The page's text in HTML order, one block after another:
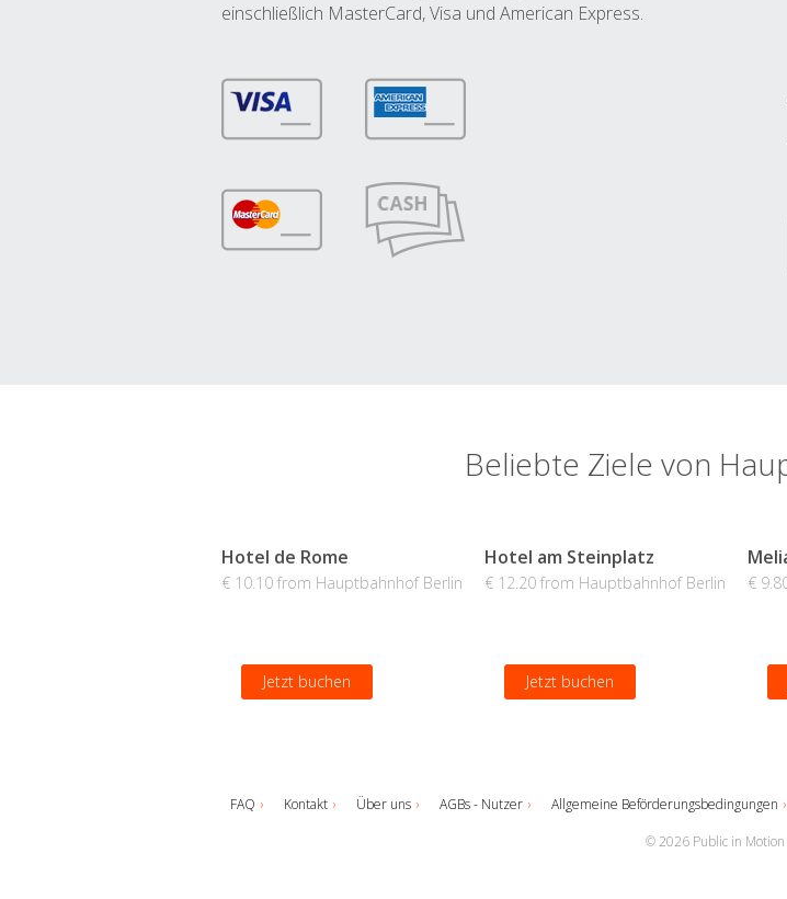
einschließlich MasterCard, Visa und American Express.
Beliebte Ziele von
Hotel de Rome
€ 10.10 from Hauptbahnhof Berlin
Jetzt buchen
Hotel am Steinplatz
€ 12.20 from Hauptbahnhof Berlin
Jetzt buchen
€
FAQ Kontakt Über uns AGBs - Nutzer Allgemeine Beförderungsbedingungen
© 2026 Public in